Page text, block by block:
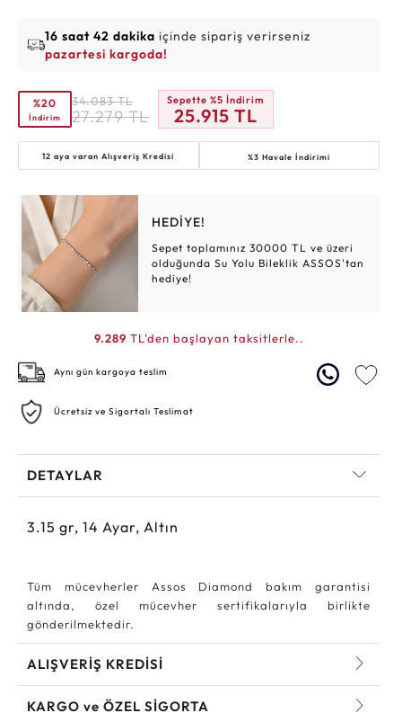
16 saat 42 dakika içinde sipariş verirseniz
pazartesi kargoda!
%20
İndirim
34.083 TL
27.279 TL
Sepette %5 İndirim
25.915 TL
12 aya varanAlışveriş Kredisi %3 Havale İndirimi
HEDİYE!
Sepet toplamınız 30000 TL ve üzeri
olduğunda Su Yolu Bileklik ASSOS'tan
hediye!
9.289 TL'den başlayan taksitlerle..
Aynı gün kargoya teslim
Ücretsiz ve Sigortalı Teslimat
DETAYLAR
3.15 gr, 14 Ayar, Altın
Tüm mücevherler Assos Diamond bakım garantisi
altında, özel mücevher sertifikalarıyla birlikte
gönderilmektedir.
ALIŞVERİŞ KREDİSİ
KARGO ve ÖZEL SİGORTA